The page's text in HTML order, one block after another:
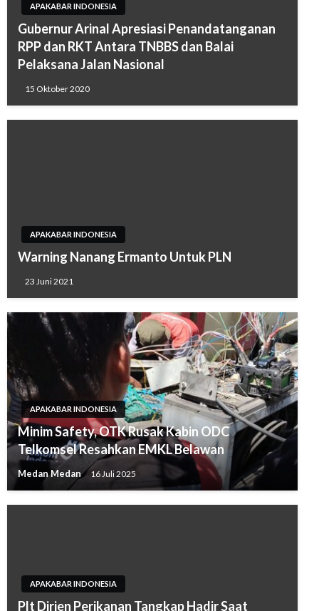
APAKABAR INDONESIA
Gubernur Arinal Apresiasi Penandatanganan
RPP dan RKT Antara TNBBS dan Balai
Pelaksana Jalan Nasional
15 Oktober 2020
APAKABAR INDONESIA
Warning Nanang Ermanto Untuk PLN
23 Juni 2021
APAKABAR INDONESIA
Minim Safety, OTK Rusak Kabin ODC
Telkomsel Resahkan EMKL Belawan
Medan Medan 16 Juli 2025
APAKABAR INDONESIA
Plt Dirjen Perikanan Tangkap Hadir Saat